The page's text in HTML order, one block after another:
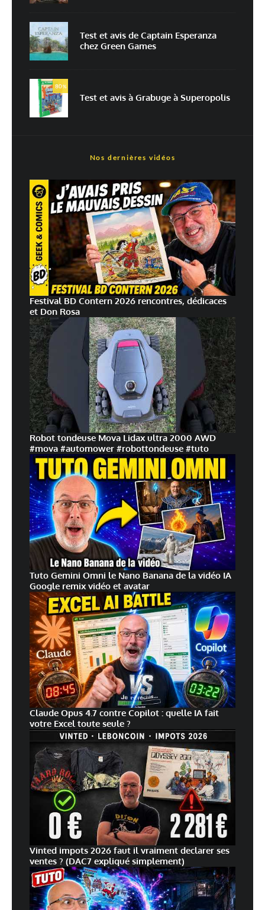
Prévenez-moi de tous les nouveaux commentaires par e-mail.
Prévenez-moi de tous les nouveaux articles par e-mail.
Test et avis de Captain Esperanza
chez Green Games
80%
Test et avis à Grabuge à Superopolis
Nos dernières vidéos
Festival BD Contern 2026 rencontres, dédicaces
et Don Rosa
Robot tondeuse Mova Lidax ultra 2000 AWD
#mova #automower #robottondeuse #tuto
Tuto Gemini Omni le Nano Banana de la vidéo IA
Google remix vidéo et avatar
Claude Opus 4.7 contre Copilot : quelle IA fait
votre Excel toute seule ?
Vinted impots 2026 faut il vraiment declarer ses
ventes ? (DAC7 expliqué simplement)